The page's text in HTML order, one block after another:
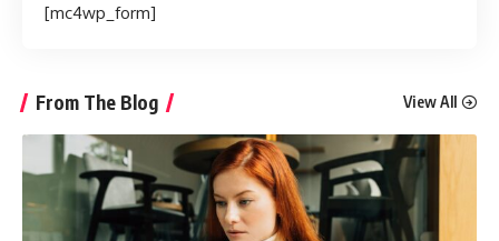
[mc4wp_form]
From The Blog View All